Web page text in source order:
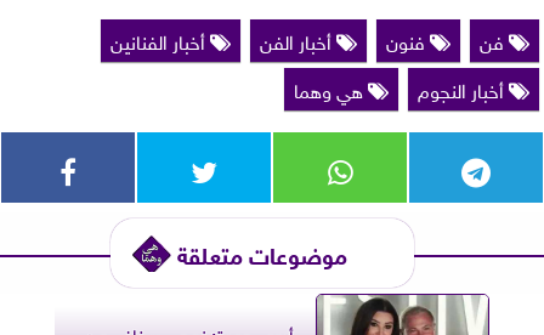
فن
فنون أخبار الفن
أخبار الفنانين
أخبار النجوم
هي وهما
موضوعات متعلقة